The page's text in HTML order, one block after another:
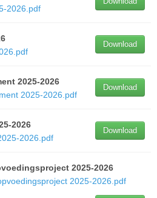
2026.pdf
Download
2025-2026
2025-2026.pdf
Download
2026
2026.pdf
Download
2025-2026
2025-2026.pdf